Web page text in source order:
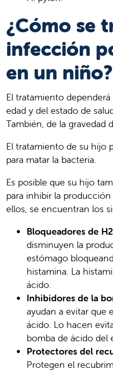
¿Cómo se
infección
en un niño?
El tratamiento
edad y del estado de
También, de la gravedad
El tratamiento de su hijo
para matar la bacteria.
Es posible que su hijo
para inhibir la
ellos, se encuentran los
Bloqueadores de
disminuyen la
estómago
histamina. La
ácido.
Inhibidores de la
ayudan a evitar que
ácido. Lo hacen
bomba de ácido del
Protectores del
Protegen el